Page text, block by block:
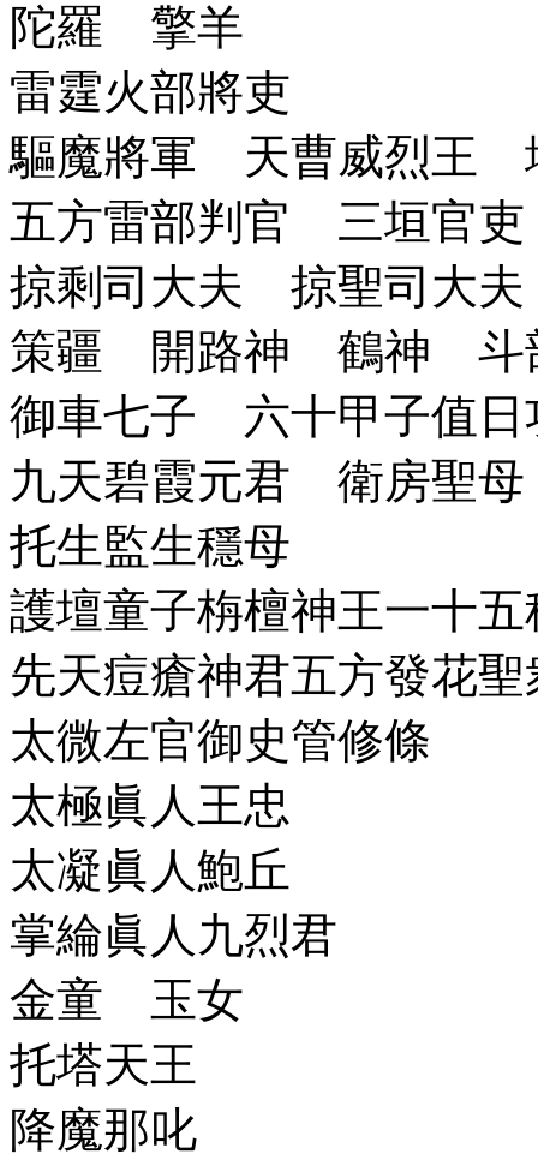
陀羅 擎羊
雷霆火部將吏
驅魔將軍 天曹威烈王
五方雷部判官 三垣官吏
掠剩司大夫 掠聖司大
策疆 開路神 鶴神 斗
御車七子 六十甲子值
九天碧霞元君 衛房聖母
托生監生穩母
護壇童子栴檀神王一十五
先天痘瘡神君五方發花聖
太微左官御史管修條
太極眞人王忠
太凝眞人鮑丘
掌綸眞人九烈君
金童 玉女
托塔天王
降魔那叱